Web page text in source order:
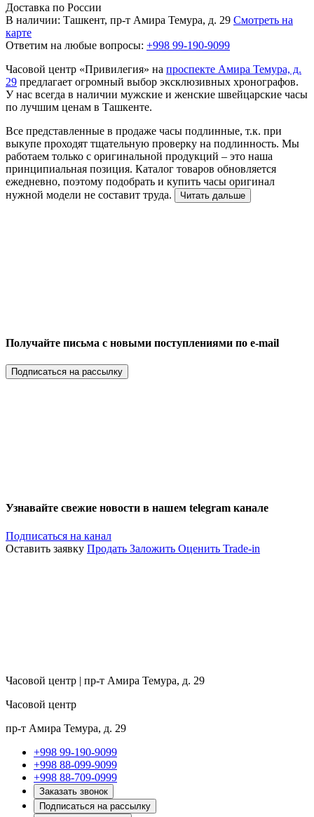
Доставка по России
В наличии: Ташкент, пр-т Амира Темура, д. 29 Смотреть на
карте
Ответим на любые вопросы: +998 99-190-9099
Часовой центр «Привилегия» на проспекте Амира Темура, д.
29 предлагает огромный выбор эксклюзивных хронографов.
У нас всегда в наличии мужские и женские швейцарские часы
по лучшим ценам в Ташкенте.
Все представленные в продаже часы подлинные, т.к. при
выкупе проходят тщательную проверку на подлинность. Мы
работаем только с оригинальной продукций – это наша
принципиальная позиция. Каталог товаров обновляется
ежедневно, поэтому подобрать и купить часы оригинал
нужной модели не составит труда.
Читать дальше
Получайте письма с новыми поступлениями по e-mail
Подписаться на рассылку
Узнавайте свежие новости в нашем telegram канале
Подписаться на канал
Оставить заявку Продать Заложить Оценить Trade-in
Часовой центр | пр-т Амира Темура, д. 29
Часовой центр
пр-т Амира Темура, д. 29
+998 99-190-9099
+998 88-099-9099
+998 88-709-0999
Заказать звонок
Подписаться на рассылку